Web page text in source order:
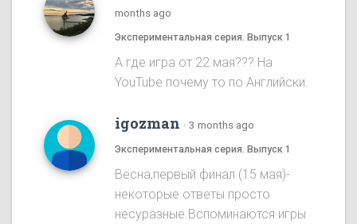
months ago
Экспериментальная серия. Выпуск 1
А где игра от 22 мая??? На
YouTube почему то по Английски.
igozman · 3 months ago
Экспериментальная серия. Выпуск 1
Весна,первый финал (15 мая)-
некоторые ответы просто
несуразные.Вспоминаются игры